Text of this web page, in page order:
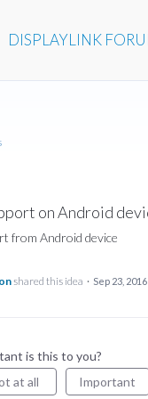
DISPLAYLINK
on Android
from Android device
shared this idea · Sep 23, 2016
is this to you?
at all
Important